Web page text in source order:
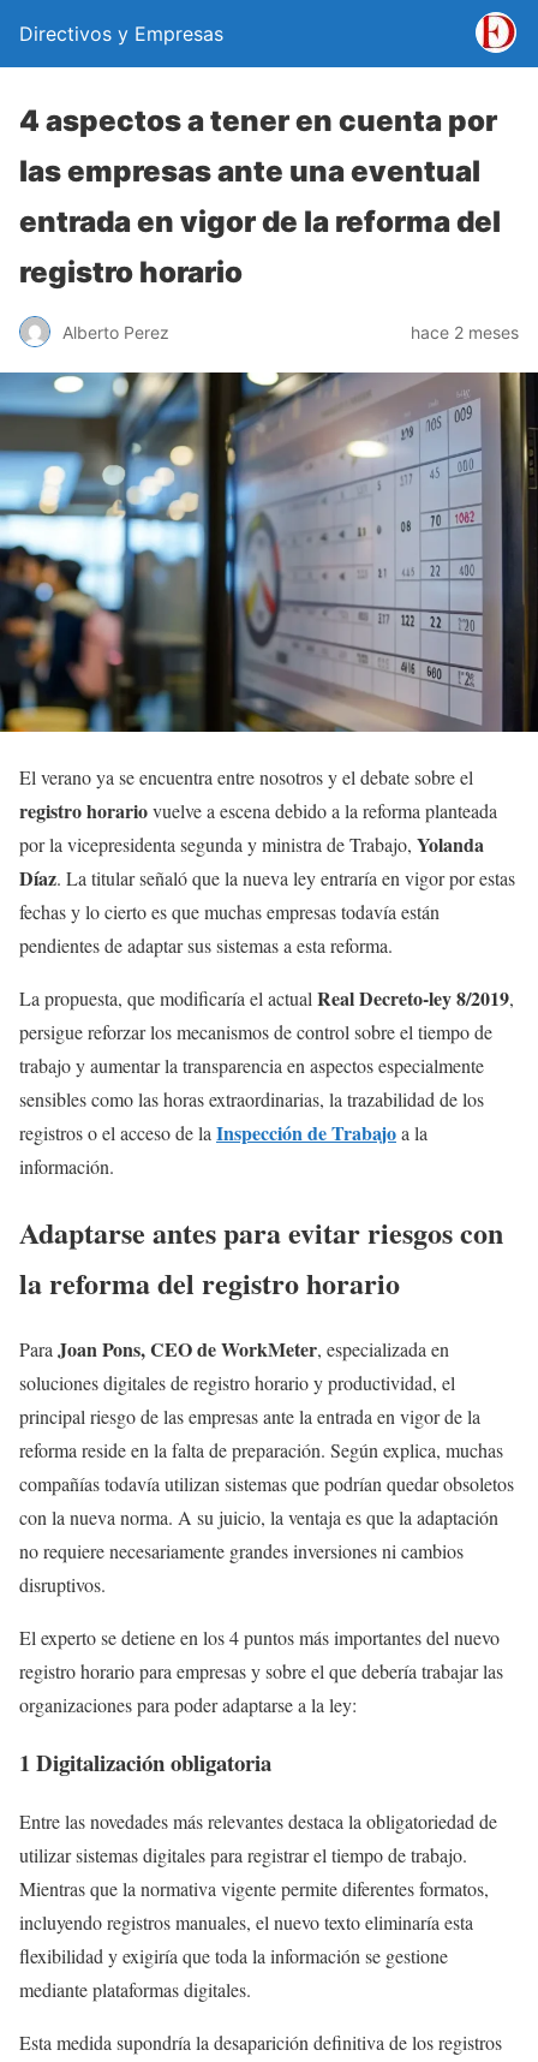
Directivos y Empresas
4 aspectos a tener en cuenta por
las empresas ante una eventual
entrada en vigor de la reforma del
registro horario
Alberto Perez hace 2 meses
El verano ya se encuentra entre nosotros y el debate sobre el
registro horariovuelve a escena debido a la reforma planteada
por la vicepresidenta segunda y ministra de Trabajo, Yolanda
Díaz. La titular señaló que la nueva ley entraría en vigor por estas
fechas y lo cierto es que muchas empresas todavía están
pendientes de adaptar sus sistemas a esta reforma.
La propuesta, que modificaría el actual Real Decreto-ley 8/2019,
persigue reforzar los mecanismos de control sobre el tiempo de
trabajo y aumentar la transparencia en aspectos especialmente
sensibles como las horas extraordinarias, la trazabilidad de los
registros o el acceso de la Inspección de Trabajoa la
información.
Adaptarse antes para evitar riesgos con
la reforma del registro horario
Para Joan Pons, CEO de WorkMeter, especializada en
soluciones digitales de registro horario y productividad, el
principal riesgo de las empresas ante la entrada en vigor de la
reforma reside en la falta de preparación. Según explica, muchas
compañías todavía utilizan sistemas que podrían quedar obsoletos
con la nueva norma. A su juicio, la ventaja es que la adaptación
no requiere necesariamente grandes inversiones ni cambios
disruptivos.
El experto se detiene en los 4 puntos más importantes del nuevo
registro horario para empresas y sobre el que debería trabajar las
organizaciones para poder adaptarse a la ley:
1 Digitalización obligatoria
Entre las novedades más relevantes destaca la obligatoriedad de
utilizar sistemas digitales para registrar el tiempo de trabajo.
Mientras que la normativa vigente permite diferentes formatos,
incluyendo registros manuales, el nuevo texto eliminaría esta
flexibilidad y exigiría que toda la información se gestione
mediante plataformas digitales.
Esta medida supondría la desaparición definitiva de los registros